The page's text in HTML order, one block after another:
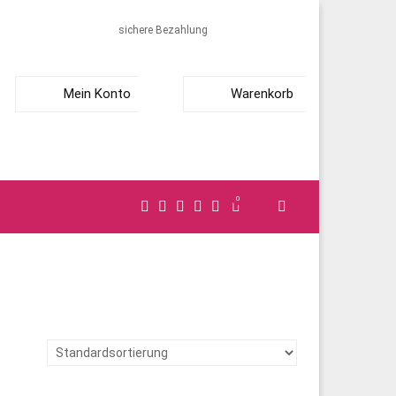
sichere Bezahlung
Mein Konto Warenkorb
0